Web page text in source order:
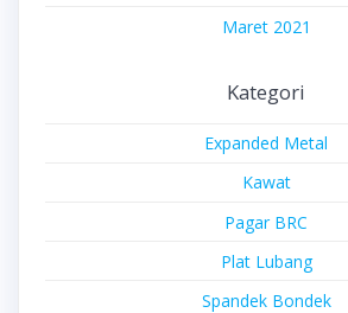
Maret 2021
Kategori
Expanded Metal
Kawat
Pagar BRC
Plat Lubang
Spandek Bondek